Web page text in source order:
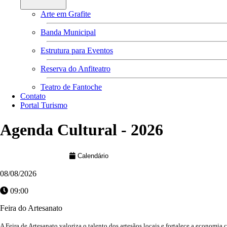
Arte em Grafite
Banda Municipal
Estrutura para Eventos
Reserva do Anfiteatro
Teatro de Fantoche
Contato
Portal Turismo
Agenda Cultural - 2026
Calendário
08/08/2026
09:00
Feira do Artesanato